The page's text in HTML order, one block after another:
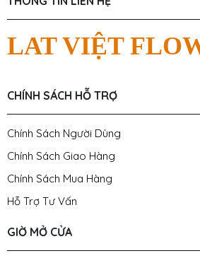
LAT VIỆT
CHÍNH SÁCH HỖ TRỢ
Chính Sách Người Dùng
Chính Sách Giao Hàng
Chính Sách Mua Hàng
Hỗ Trợ Tư Vấn
GIỜ MỞ CỬA